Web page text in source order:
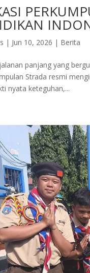
| Jun 10, 2026 | Berita
panjang yang
Strada resmi
nyata keteguhan,...